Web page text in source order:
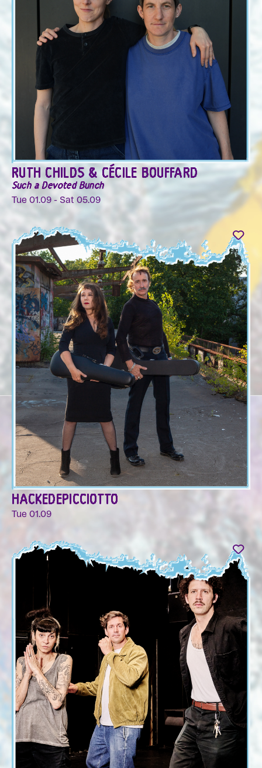
RUTH CHILDS & CÉCILE BOUFFARD
Such a Devoted Bunch
Tue 01.09 - Sat 05.09
HACKEDEPICCIOTTO
Tue 01.09